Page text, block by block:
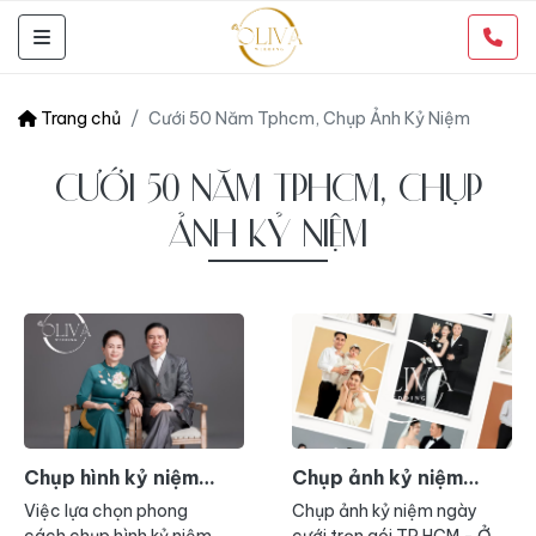
Trang chủ Cưới 50 Năm Tphcm, Chụp Ảnh Kỷ Niệm
CƯỚI 50 NĂM TPHCM, CHỤP
ẢNH KỶ NIỆM
Chụp hình kỷ niệm
ngày cưới trọn gói TP
HCM
Việc lựa chọn phong
Chụp ảnh kỷ niệm
ngày cưới trọn gói TP
HCM
Chụp ảnh kỷ niệm ngày